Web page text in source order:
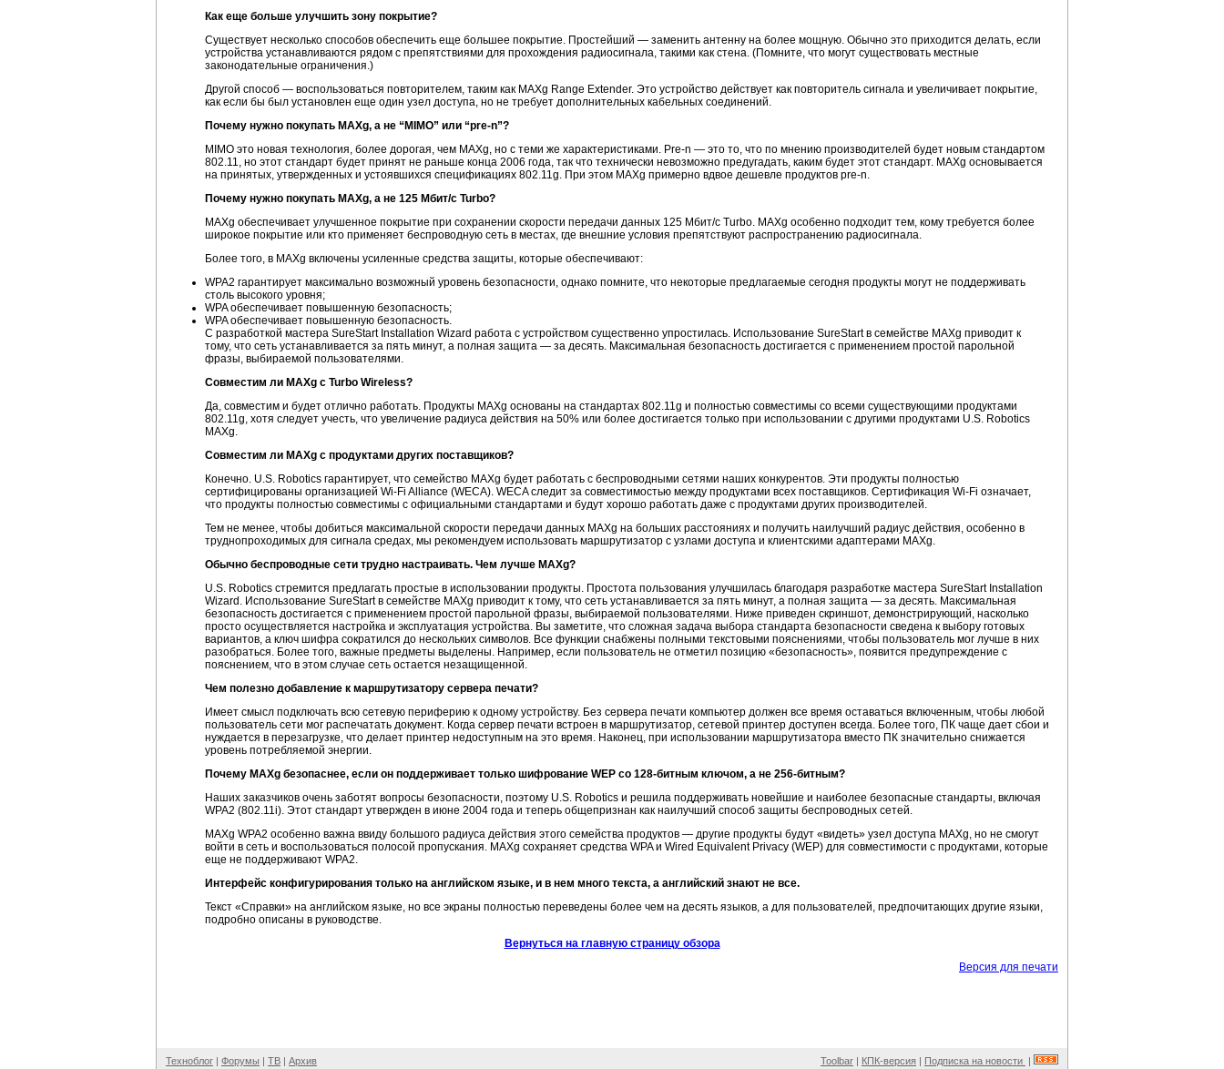
Как еще больше улучшить зону покрытие?
Существует несколько способов обеспечить еще большее покрытие. Простейший — заменить антенну на более мощную. Обычно это приходится делать, если
устройства устанавливаются рядом с препятствиями для прохождения радиосигнала, такими как стена. (Помните, что могут существовать местные
законодательные ограничения.)
Другой способ — воспользоваться повторителем, таким как MAXg Range Extender. Это устройство действует как повторитель сигнала и увеличивает покрытие,
как если бы был установлен еще один узел доступа, но не требует дополнительных кабельных соединений.
Почему нужно покупать MAXg, а не “MIMO” или “pre-n”?
MIMO это новая технология, более дорогая, чем MAXg, но с теми же характеристиками. Pre-n — это то, что по мнению производителей будет новым стандартом
802.11, но этот стандарт будет принят не раньше конца 2006 года, так что технически невозможно предугадать, каким будет этот стандарт. MAXg основывается
на принятых, утвержденных и устоявшихся спецификациях 802.11g. При этом MAXg примерно вдвое дешевле продуктов pre-n.
Почему нужно покупать MAXg, а не 125 Мбит/с Turbo?
MAXg обеспечивает улучшенное покрытие при сохранении скорости передачи данных 125 Мбит/с Turbo. MAXg особенно подходит тем, кому требуется более
широкое покрытие или кто применяет беспроводную сеть в местах, где внешние условия препятствуют распространению радиосигнала.
Более того, в MAXg включены усиленные средства защиты, которые обеспечивают:
WPA2 гарантирует максимально возможный уровень безопасности, однако помните, что некоторые предлагаемые сегодня продукты могут не поддерживать
столь высокого уровня;
WPA обеспечивает повышенную безопасность;
WPA обеспечивает повышенную безопасность.
С разработкой мастера SureStart Installation Wizard работа с устройством существенно упростилась. Использование SureStart в семействе MAXg приводит к
тому, что сеть устанавливается за пять минут, а полная защита — за десять. Максимальная безопасность достигается с применением простой парольной
фразы, выбираемой пользователями.
Совместим ли MAXg с Turbo Wireless?
Да, совместим и будет отлично работать. Продукты MAXg основаны на стандартах 802.11g и полностью совместимы со всеми существующими продуктами
802.11g, хотя следует учесть, что увеличение радиуса действия на 50% или более достигается только при использовании с другими продуктами U.S. Robotics
MAXg.
Совместим ли MAXg с продуктами других поставщиков?
Конечно. U.S. Robotics гарантирует, что семейство MAXg будет работать с беспроводными сетями наших конкурентов. Эти продукты полностью
сертифицированы организацией Wi-Fi Alliance (WECA). WECA следит за совместимостью между продуктами всех поставщиков. Сертификация Wi-Fi означает,
что продукты полностью совместимы с официальными стандартами и будут хорошо работать даже с продуктами других производителей.
Тем не менее, чтобы добиться максимальной скорости передачи данных MAXg на больших расстояниях и получить наилучший радиус действия, особенно в
труднопроходимых для сигнала средах, мы рекомендуем использовать маршрутизатор с узлами доступа и клиентскими адаптерами MAXg.
Обычно беспроводные сети трудно настраивать. Чем лучше MAXg?
U.S. Robotics стремится предлагать простые в использовании продукты. Простота пользования улучшилась благодаря разработке мастера SureStart Installation
Wizard. Использование SureStart в семействе MAXg приводит к тому, что сеть устанавливается за пять минут, а полная защита — за десять. Максимальная
безопасность достигается с применением простой парольной фразы, выбираемой пользователями. Ниже приведен скриншот, демонстрирующий, насколько
просто осуществляется настройка и эксплуатация устройства. Вы заметите, что сложная задача выбора стандарта безопасности сведена к выбору готовых
вариантов, а ключ шифра сократился до нескольких символов. Все функции снабжены полными текстовыми пояснениями, чтобы пользователь мог лучше в них
разобраться. Более того, важные предметы выделены. Например, если пользователь не отметил позицию «безопасность», появится предупреждение с
пояснением, что в этом случае сеть остается незащищенной.
Чем полезно добавление к маршрутизатору сервера печати?
Имеет смысл подключать всю сетевую периферию к одному устройству. Без сервера печати компьютер должен все время оставаться включенным, чтобы любой
пользователь сети мог распечатать документ. Когда сервер печати встроен в маршрутизатор, сетевой принтер доступен всегда. Более того, ПК чаще дает сбои и
нуждается в перезагрузке, что делает принтер недоступным на это время. Наконец, при использовании маршрутизатора вместо ПК значительно снижается
уровень потребляемой энергии.
Почему MAXg безопаснее, если он поддерживает только шифрование WEP со 128-битным ключом, а не 256-битным?
Наших заказчиков очень заботят вопросы безопасности, поэтому U.S. Robotics и решила поддерживать новейшие и наиболее безопасные стандарты, включая
WPA2 (802.11i). Этот стандарт утвержден в июне 2004 года и теперь общепризнан как наилучший способ защиты беспроводных сетей.
MAXg WPA2 особенно важна ввиду большого радиуса действия этого семейства продуктов — другие продукты будут «видеть» узел доступа MAXg, но не смогут
войти в сеть и воспользоваться полосой пропускания. MAXg сохраняет средства WPA и Wired Equivalent Privacy (WEP) для совместимости с продуктами, которые
еще не поддерживают WPA2.
Интерфейс конфигурирования только на английском языке, и в нем много текста, а английский знают не все.
Текст «Справки» на английском языке, но все экраны полностью переведены более чем на десять языков, а для пользователей, предпочитающих другие языки,
подробно описаны в руководстве.
Вернуться на главную страницу обзора
Версия для печати
Техноблог | Форумы | ТВ | Архив Toolbar | КПК-версия | Подписка на новости |